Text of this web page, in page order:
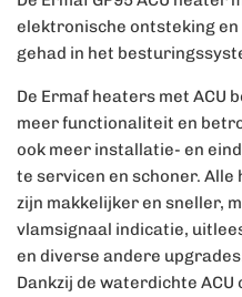
elektronische ontsteking
gehad in het
De Ermaf heaters met ACU
meer functionaliteit en
ook meer installatie- en
te servicen en schoner.
zijn makkelijker en sneller,
vlamsignaal indicatie,
en diverse andere
Dankzij de waterdichte